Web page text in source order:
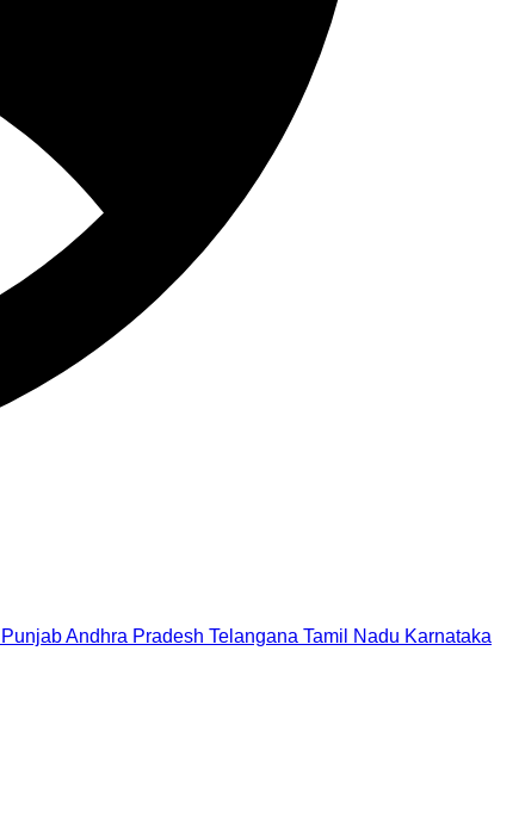
PunjabAndhra Pradesh Telangana Tamil Nadu Karnataka